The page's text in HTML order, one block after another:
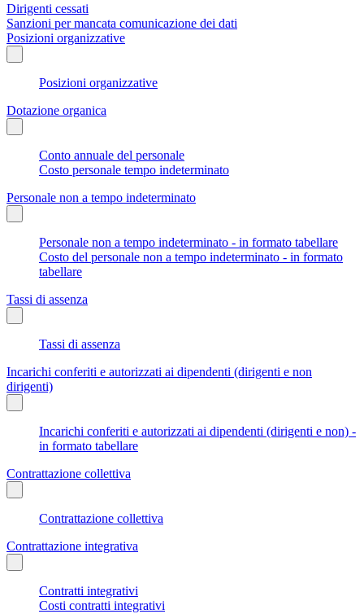
Dirigenti cessati
Sanzioni per mancata comunicazione dei dati
Posizioni organizzative
Posizioni organizzative
Dotazione organica
Conto annuale del personale
Costo personale tempo indeterminato
Personale non a tempo indeterminato
Personale non a tempo indeterminato - in formato tabellare
Costo del personale non a tempo indeterminato - in formato
tabellare
Tassi di assenza
Tassi di assenza
Incarichi conferiti e autorizzati ai dipendenti (dirigenti e non
dirigenti)
Incarichi conferiti e autorizzati ai dipendenti (dirigenti e non) -
in formato tabellare
Contrattazione collettiva
Contrattazione collettiva
Contrattazione integrativa
Contratti integrativi
Costi contratti integrativi